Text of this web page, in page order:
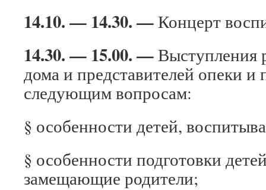
14.10. — 14.30. —Концерт
14.30. — 15.00. —Выступления
дома и представителей опеки и
следующим вопросам:
§ особенности детей,
§ особенности подготовки
замещающие родители;